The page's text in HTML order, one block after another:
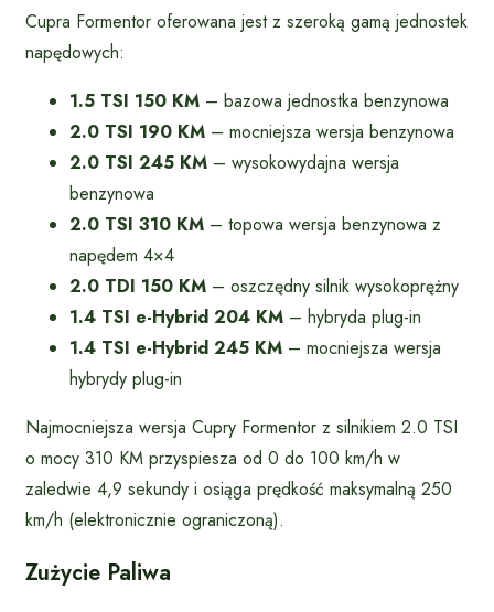
Cupra Formentor oferowana jest z szeroką gamą jednostek
napędowych:
1.5 TSI 150 KM – bazowa jednostka benzynowa
2.0 TSI 190 KM – mocniejsza wersja benzynowa
2.0 TSI 245 KM – wysokowydajna wersja
benzynowa
2.0 TSI 310 KM – topowa wersja benzynowa z
napędem 4×4
2.0 TDI 150 KM – oszczędny silnik wysokoprężny
1.4 TSI e-Hybrid 204 KM – hybryda plug-in
1.4 TSI e-Hybrid 245 KM – mocniejsza wersja
hybrydy plug-in
Najmocniejsza wersja Cupry Formentor z silnikiem 2.0 TSI
o mocy 310 KM przyspiesza od 0 do 100 km/h w
zaledwie 4,9 sekundy i osiąga prędkość maksymalną 250
km/h (elektronicznie ograniczoną).
Zużycie Paliwa